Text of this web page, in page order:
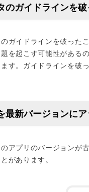
のガイドラインを
ガイドラインを破った
を起こす可能性がある
す。ガイドラインを破
最新バージョンに
アプリのバージョンが
があります。